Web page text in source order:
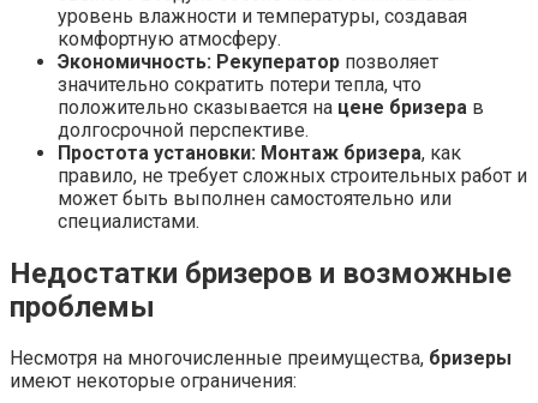
уровень влажности и температуры, создавая
комфортную атмосферу.
Экономичность: Рекуператор позволяет
значительно сократить потери тепла, что
положительно сказывается на цене бризера в
долгосрочной перспективе.
Простота установки: Монтаж бризера, как
правило, не требует сложных строительных работ и
может быть выполнен самостоятельно или
специалистами.
Недостатки бризеров и возможные
проблемы
Несмотря на многочисленные преимущества, бризеры
имеют некоторые ограничения: